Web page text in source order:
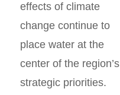
effects of climate
change continue to
place water at the
center of the region’s
strategic priorities.